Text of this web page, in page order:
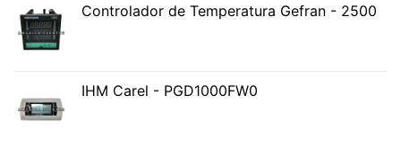
Controlador de Temperatura Gefran - 2500
IHM Carel - PGD1000FW0